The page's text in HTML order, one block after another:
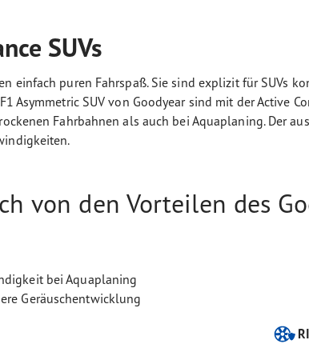
SUVs
einfach puren Fahrspaß. Sie sind explizit für SUVs
Asymmetric SUV von Goodyear sind mit der Active
Fahrbahnen als auch bei Aquaplaning. Der
von den Vorteilen des
bei Aquaplaning
Geräuschentwicklung